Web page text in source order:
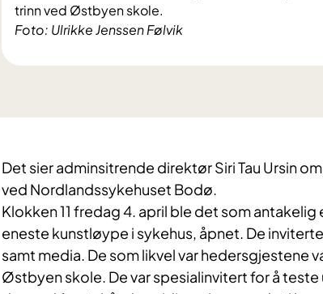
Foto: Ulrikke Jenssen Følvik
trinn ved Østbyen skole.
Det sier adminsitrende direktør Siri Tau Ursin
ved Nordlandssykehuset Bodø.
Klokken 11 fredag 4. april ble det som
eneste kunstløype i sykehus, åpnet. De
samt media. De som likvel var hedersgjestene
Østbyen skole. De var spesialinvitert for å